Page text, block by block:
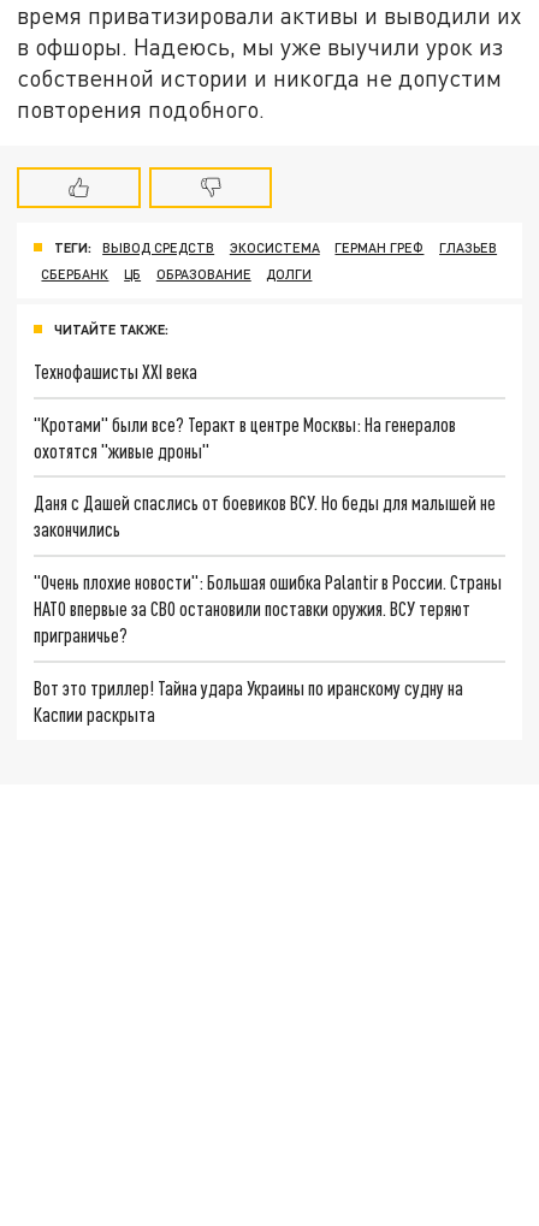
время приватизировали активы и выводили их
в офшоры. Надеюсь, мы уже выучили урок из
собственной истории и никогда не допустим
повторения подобного.
ТЕГИ: ВЫВОД СРЕДСТВ ЭКОСИСТЕМА ГЕРМАН ГРЕФ
ГЛАЗЬЕВ
СБЕРБАНК
ЦБ ОБРАЗОВАНИЕ ДОЛГИ
ЧИТАЙТЕ ТАКЖЕ:
Технофашисты XXI века
"Кротами" были все? Теракт в центре Москвы: На генералов
охотятся "живые дроны"
Даня с Дашей спаслись от боевиков ВСУ. Но беды для малышей не
закончились
"Очень плохие новости": Большая ошибка Palantir в России. Страны
НАТО впервые за СВО остановили поставки оружия. ВСУ теряют
приграничье?
Вот это триллер! Тайна удара Украины по иранскому судну на
Каспии раскрыта